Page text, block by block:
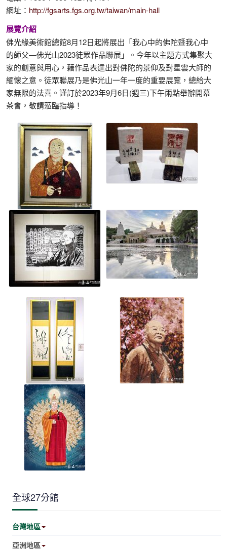
網址： http://fgsarts.fgs.org.tw/taiwan/main-hall
展覽介紹
佛光緣美術館總館8月12日起將展出「我心中的佛陀暨我心中
的師父—佛光山2023徒眾作品聯展」。今年以主題方式集聚大
家的創意與用心，藉作品表達出對佛陀的景仰及對星雲大師的
緬懷之意。徒眾聯展乃是佛光山一年一度的重要展覽，總給大
家無限的法喜。謹訂於2023年9月6日(週三)下午兩點舉辦開幕
茶會，敬請蒞臨指導！
全球27分館
台灣地區
亞洲地區